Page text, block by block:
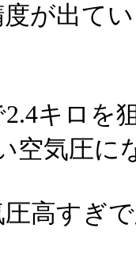
が出て
キロを
空気圧に
高すぎ